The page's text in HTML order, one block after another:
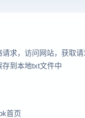
求，访问网站，获取请
到本地txt文件中
首页